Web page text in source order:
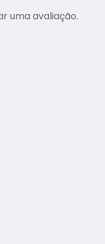
uma avaliação.